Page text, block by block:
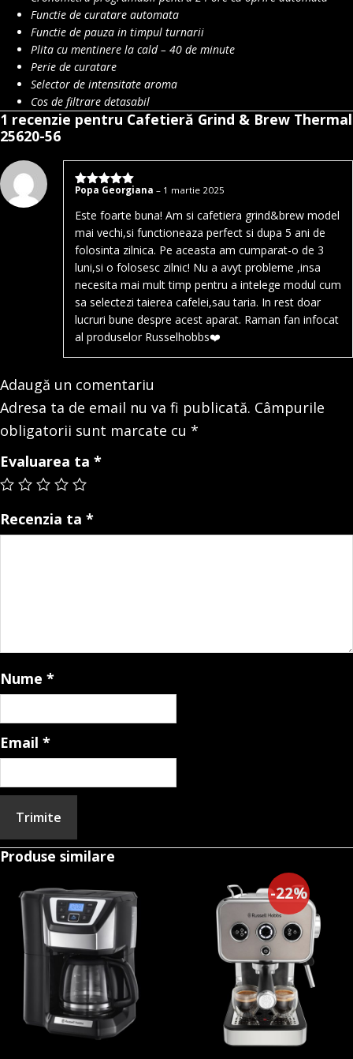
Functie de curatare automata
Functie de pauza in timpul turnarii
Plita cu mentinere la cald – 40 de minute
Perie de curatare
Selector de intensitate aroma
Cos de filtrare detasabil
1 recenzie pentru Cafetieră Grind & Brew Thermal
25620-56
Evaluat la5stele din 5
Popa Georgiana – 1 martie 2025
Este foarte buna! Am si cafetiera grind&brew model
mai vechi,si functioneaza perfect si dupa 5 ani de
folosinta zilnica. Pe aceasta am cumparat-o de 3
luni,si o folosesc zilnic! Nu a avyt probleme ,insa
necesita mai mult timp pentru a intelege modul cum
sa selectezi taierea cafelei,sau taria. In rest doar
lucruri bune despre acest aparat. Raman fan infocat
al produselor Russelhobbs❤️
Adaugă un comentariu
Adresa ta de email nu va fi publicată. Câmpurile
obligatorii sunt marcate cu *
Evaluarea ta *
Recenzia ta *
Nume *
Email *
Produse similare
-22%